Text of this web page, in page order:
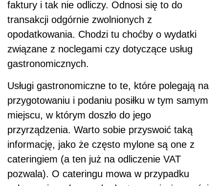
faktury i tak nie odliczy. Odnosi się to do
transakcji odgórnie zwolnionych z
opodatkowania. Chodzi tu choćby o wydatki
związane z noclegami czy dotyczące usług
gastronomicznych.
Usługi gastronomiczne to te, które polegają na
przygotowaniu i podaniu posiłku w tym samym
miejscu, w którym doszło do jego
przyrządzenia. Warto sobie przyswoić taką
informację, jako że często mylone są one z
cateringiem (a ten już na odliczenie VAT
pozwala). O cateringu mowa w przypadku